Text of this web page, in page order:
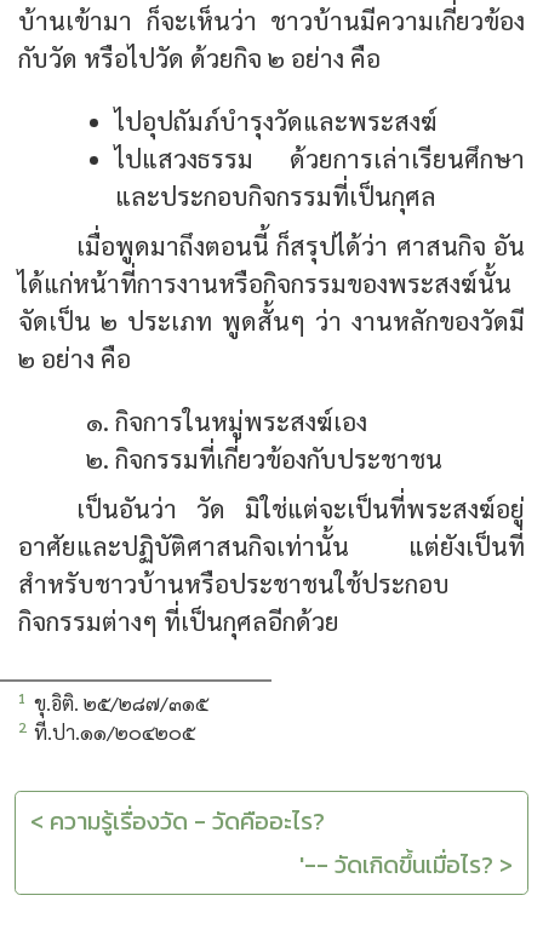
บ้านเข้ามา ก็จะเห็นว่า ชาวบ้านมีความเกี่ยวข้อง
กับวัด หรือไปวัด ด้วยกิจ ๒ อย่าง คือ
ไปอุปถัมภ์บำรุงวัดและพระสงฆ์
ไปแสวงธรรม ด้วยการเล่าเรียนศึกษา
และประกอบกิจกรรมที่เป็นกุศล
เมื่อพูดมาถึงตอนนี้ ก็สรุปได้ว่า ศาสนกิจ อัน
ได้แก่หน้าที่การงานหรือกิจกรรมของพระสงฆ์นั้น
จัดเป็น ๒ ประเภท พูดสั้นๆ ว่า งานหลักของวัดมี
๒ อย่าง คือ
กิจการในหมู่พระสงฆ์เอง
กิจกรรมที่เกี่ยวข้องกับประชาชน
เป็นอันว่า วัด มิใช่แต่จะเป็นที่พระสงฆ์อยู่
อาศัยและปฏิบัติศาสนกิจเท่านั้น แต่ยังเป็นที่
สำหรับชาวบ้านหรือประชาชนใช้ประกอบ
กิจกรรมต่างๆ ที่เป็นกุศลอีกด้วย
1 ขุ.อิติ. ๒๕/๒๘๗/๓๑๕
2 ที.ปา.๑๑/๒๐๔๒๐๕
< ความรู้เรื่องวัด - วัดคืออะไร?
'-- วัดเกิดขึ้นเมื่อไร? >